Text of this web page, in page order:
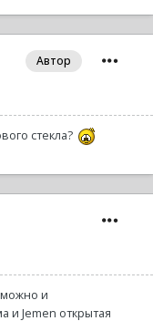
Автор
стекла?
можно и
и Jemen открытая